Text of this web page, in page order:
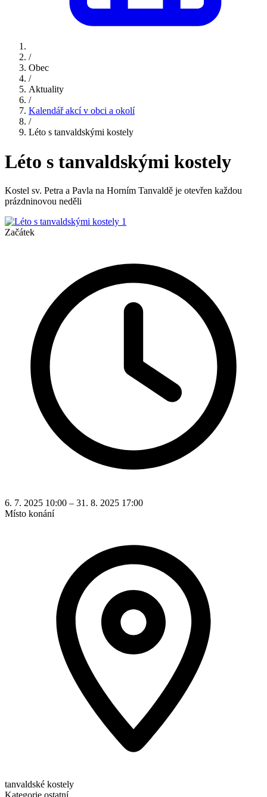
/
Obec
/
Aktuality
/
Kalendář akcí v obci a okolí
/
Léto s tanvaldskými kostely
Léto s tanvaldskými kostely
Kostel sv. Petra a Pavla na Horním Tanvaldě je otevřen každou
prázdninovou neděli
Začátek
6. 7. 2025 10:00 – 31. 8. 2025 17:00
Místo konání
tanvaldské kostely